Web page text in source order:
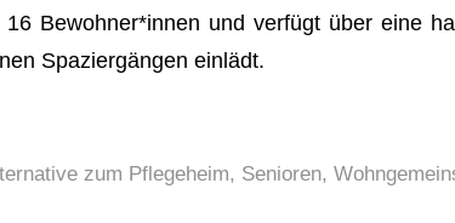
Bewohner*innen und verfügt über eine
Spaziergängen einlädt.
zum Pflegeheim, Senioren,